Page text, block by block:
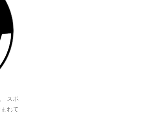
スポ
れて